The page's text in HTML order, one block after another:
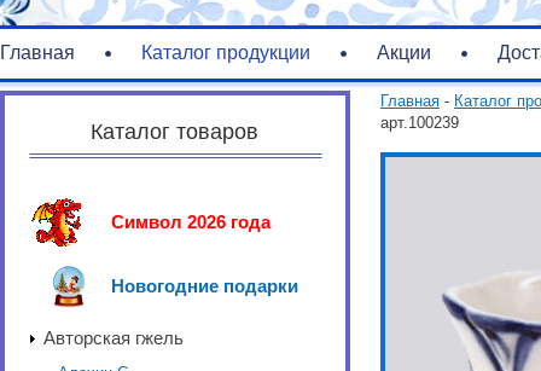
Главная Каталог продукции Акции
Каталог товаров
Символ 2026 года
Новогодние подарки
Авторская гжель
Главная - Каталог
арт.100239